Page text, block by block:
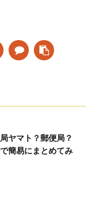
ヤマト？郵便局？
簡易にまとめてみ